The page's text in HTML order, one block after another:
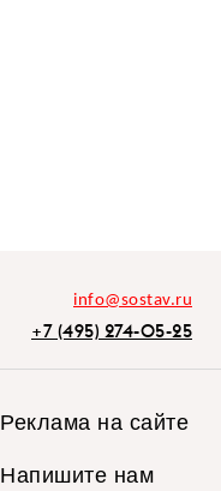
info@sostav.ru
+7 (495) 274-05-25
Реклама на сайте
Напишите нам